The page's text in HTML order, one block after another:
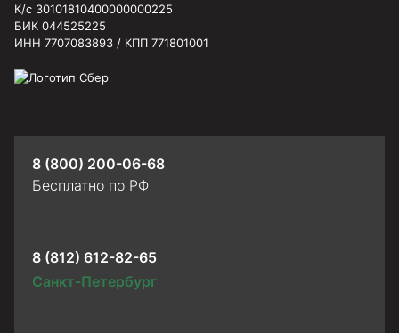
К/с 30101810400000000225
БИК 044525225
ИНН 7707083893 / КПП 771801001
8 (800) 200-06-68
Бесплатно по РФ
8 (812) 612-82-65
Санкт-Петербург